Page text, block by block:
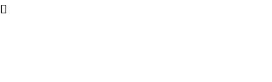
content
content